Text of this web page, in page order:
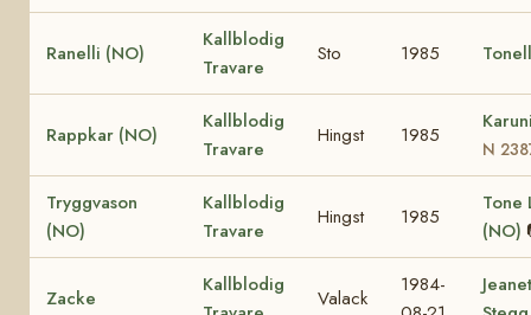
Ranelli (NO)
Kallblodig
Travare
Sto 1985
Rappkar (NO)
Kallblodig
Travare
Hingst 1985
N
Tryggvason
(NO)
Kallblodig
Travare
Hingst 1985
Tone
(NO)
Zacke
Kallblodig
Valack
1984-